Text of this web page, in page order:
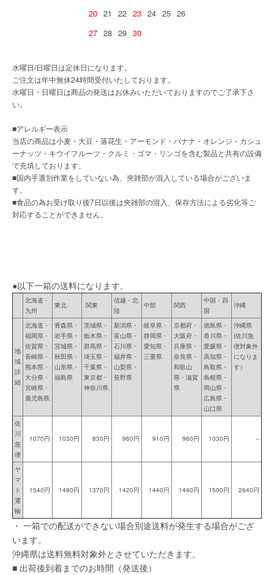
20 21 22 23 24 25 26
27 28 29 30
水曜日/日曜日は定休日になります。
ご注文は年中無休24時間受付いたしております。
水曜日・日曜日は商品の発送はお休みいただいておりますのでご了承下さ
い。
■アレルギー表示
当店の商品は小麦・大豆・落花生・アーモンド・バナナ・オレンジ・カシュ
ーナッツ・キウイフルーツ・クルミ・ゴマ・リンゴを含む製品と共有の設備
で充填しております。
■国内手選別作業をしていない為、夾雑部が混入している場合がございま
す。
■食品の為お受け取り後7日以後は夾雑部の混入、保存方法による劣化等ご
対応することができません。
●以下一箱の送料になります。
北海道・
九州
東北 関東
信越・北
陸
中部 関西
中国・四
国
沖縄
地
域
詳
細
北海道・
福岡県・
佐賀県・
長崎県・
熊本県・
大分県・
宮崎県・
鹿児島県
青森県・
岩手県・
宮城県・
秋田県・
山形県・
福島県
茨城県・
栃木県・
群馬県・
埼玉県・
千葉県・
東京都・
神奈川県
新潟県・
富山県・
石川県・
福井県・
山梨県・
長野県
岐阜県・
静岡県・
愛知県・
三重県
京都府・
大阪府・
兵庫県・
奈良県・
和歌山
県・滋賀
県
徳島県・
香川県・
愛媛県・
高知県・
鳥取県・
島根県・
岡山県・
広島県・
山口県
沖縄県
(佐川急
便対象外
になりま
す）
佐
川
急
便
1070円 1030円 830円 960円 910円 960円 1030円 --
ヤ
マ
ト
運
輸
1540円 1480円 1370円 1420円 1440円 1440円 1500円 2640円
・ 一箱での配送ができない場合別途送料が発生する場合がござ
います。
沖縄県は送料無料対象外とさせていただきます。
■ 出荷後到着までのお時間（発送後）